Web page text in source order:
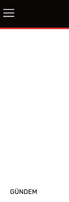
GÜNDEM